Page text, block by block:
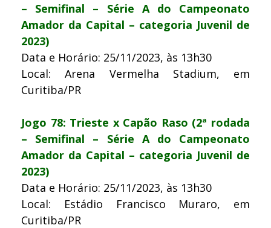
– Semifinal – Série A do Campeonato
Amador da Capital – categoria Juvenil de
2023)
Data e Horário: 25/11/2023, às 13h30
Local: Arena Vermelha Stadium, em
Curitiba/PR
Jogo 78: Trieste x Capão Raso (2ª rodada
– Semifinal – Série A do Campeonato
Amador da Capital – categoria Juvenil de
2023)
Data e Horário: 25/11/2023, às 13h30
Local: Estádio Francisco Muraro, em
Curitiba/PR